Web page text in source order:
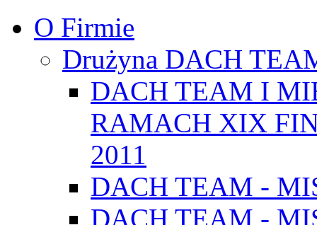
O Firmie
Drużyna DACH
DACH TEAM I
RAMACH XIX
2011
DACH TEAM -
DACH TEAM -